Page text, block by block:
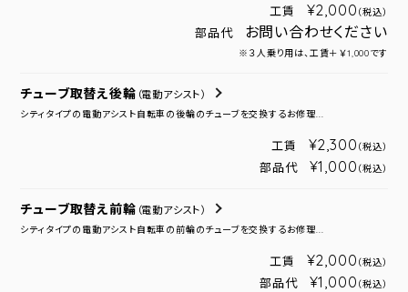
工賃 ¥2,000 （税込）
部品代 お問い合わせください
※３人乗り用は、工賃＋￥1,000です
チューブ取替え後輪 （電動アシスト）
シティタイプの電動アシスト自転車の後輪のチューブを交換するお修理...
工賃 ¥2,300 （税込）
部品代 ¥1,000 （税込）
チューブ取替え前輪 （電動アシスト）
シティタイプの電動アシスト自転車の前輪のチューブを交換するお修理...
工賃 ¥2,000 （税込）
部品代 ¥1,000 （税込）